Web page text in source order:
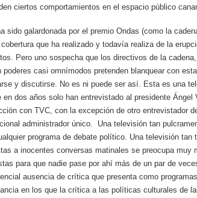
ciertos comportamientos en el espacio público
sido galardonada por el premio Ondas (como la
que ha realizado y todavía realiza de la
Pero uno sospecha que los directivos de la
poderes casi omnímodos pretenden blanquear con
y discutirse. No es ni puede ser así. Esta es una
en dos años solo han entrevistado al presidente Ángel
con TVC, con la excepción de otro entrevistador
administrador único. Una televisión tan
programa de debate político. Una televisión tan
a inocentes conversas matinales se preocupa muy
para que nadie pase por ahí más de un par de
ausencia de crítica que presenta como
en los que la crítica a las políticas culturales de